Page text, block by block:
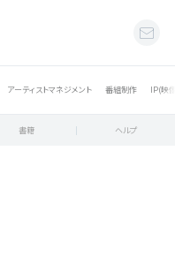
アーティストマネジメント 番組制作 IP(映
書籍 ヘルプ